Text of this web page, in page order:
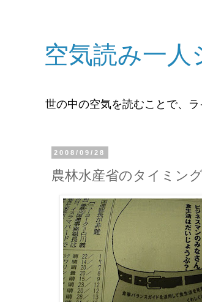
空気読み一人
世の中の空気を読むことで、
2008/09/28
農林水産省のタイミン